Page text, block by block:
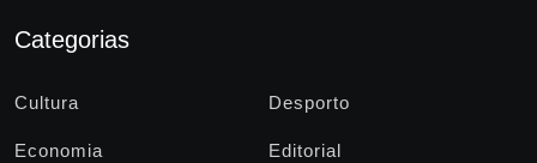
Categorias
Cultura Desporto
Economia Editorial